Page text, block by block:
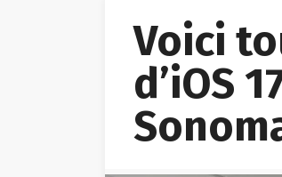
Voici
d’iOS